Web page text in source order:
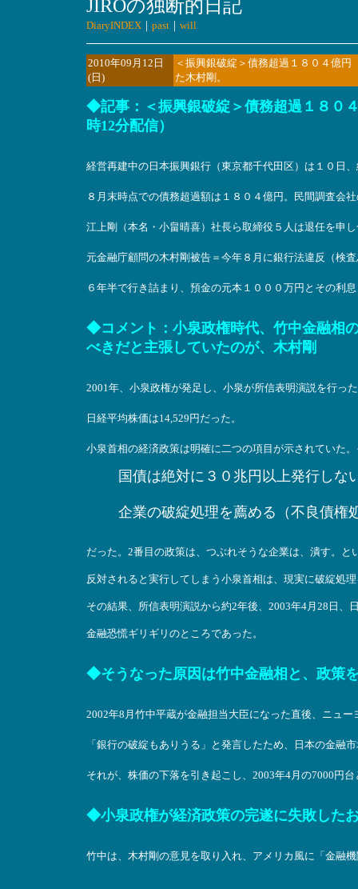
JIROの独断的日記
DiaryINDEX｜ past｜ will
2010年09月12日
(日)
＜振興銀破綻＞債務超過１８０４億
た木村剛。
◆記事：＜振興銀破綻＞債務超過１８０
時12分配信）
経営再建中の日本振興銀行（東京都千代田区）は１０日
８月末時点での債務超過額は１８０４億円。民間調査会
江上剛（本名・小畠晴喜）社長ら取締役５人は退任を申
元金融庁顧問の木村剛被告＝今年８月に銀行法違反（検
６年半で行き詰まり、預金の元本１０００万円とその利
◆コメント：小泉政権時代、竹中金融相
べきだと主張していたのが、木村剛
2001年、小泉政権が発足し、小泉が所信表明演説を行っ
日経平均株価は14,529円だった。
小泉首相の経済政策は明確に二つの項目が示されていた
国債は絶対に３０兆円以上発行しな
企業の破綻処理を薦める（不良債権
だった。2番目の政策は、つぶれそうな企業は、潰す。
反対されると実行してしまう小泉首相は、現実に破綻処
その結果、所信表明演説から約2年後、2003年4月28日、
金融恐慌ギリギリのところであった。
◆そうなった原因は竹中金融相と、政策
2002年8月竹中平蔵が金融担当大臣になった直後、ニュ
「銀行の破綻もありうる」と発言したため、日本の金融
それが、株価の下落を引き起こし、2003年4月の7000円
◆小泉政権が経済政策の完遂に失敗した
竹中は、木村剛の意見を取り入れ、アメリカ風に「金融